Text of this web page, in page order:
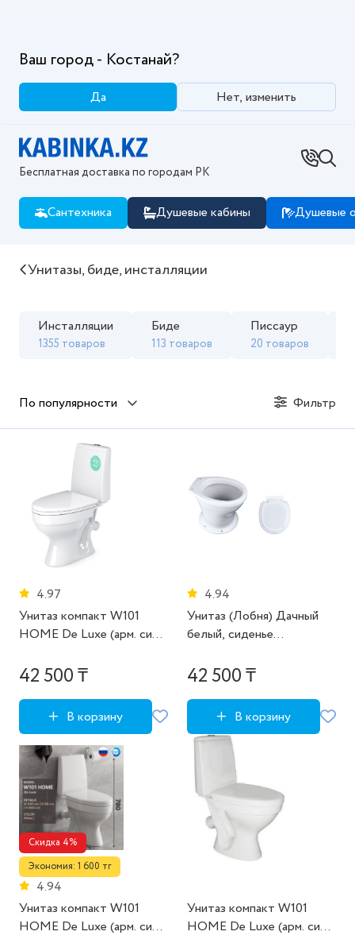
Ваш город - Костанай?
Да Нет, изменить
Бесплатная доставка по городам РК
Сантехника Душевые кабины Душевые
Купить Унитазы, биде, инсталляции в интернет
Унитазы, биде, инсталляции
Инсталляции
1355 товаров
Биде
113 товаров
Писсаур
20 товаров
По популярности Фильтр
4.97
Унитаз компакт W101
HOME De Luxe (арм. сид.
13800089)
42 500 ₸
В корзину
4.94
Унитаз (Лобня) Дачный
белый, сиденье
42 500 ₸
В корзину
Скидка 4%
Экономия: 1 600 тг
4.94
Унитаз компакт W101
HOME De Luxe (арм. сид.
Унитаз компакт W101
HOME De Luxe (арм. сид.